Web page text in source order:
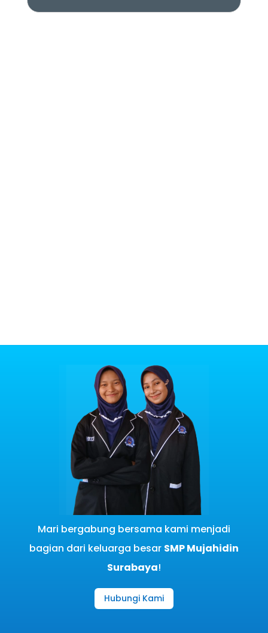
Mari bergabung bersama kami menjadi
bagian dari keluarga besar SMP Mujahidin
Surabaya!
Hubungi Kami